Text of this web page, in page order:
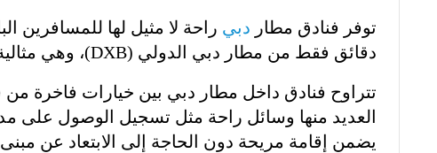
توفر فنادق مطار دبي راحة لا مثيل لها للمسافرين
دقائق فقط من مطار دبي الدولي (DXB)، وهي مثالية لمن لديهم رحلات مبكرة، أو فترات توقف طويلة، أو اجتماعات عمل سريعة.
تتراوح فنادق داخل مطار دبي بين خيارات فاخرة من
العديد منها وسائل راحة مثل تسجيل الوصول على
يضمن إقامة مريحة دون الحاجة إلى الابتعاد عن